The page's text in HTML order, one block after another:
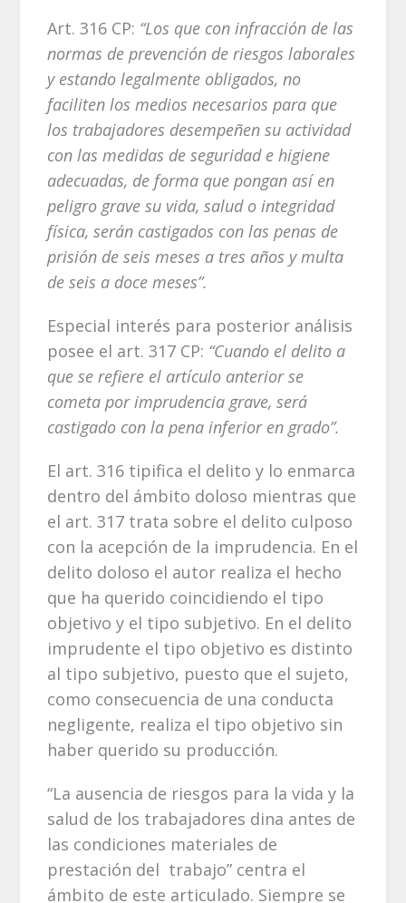
Art. 316 CP: “Los que con infracción de las
normas de prevención de riesgos laborales
y estando legalmente obligados, no
faciliten los medios necesarios para que
los trabajadores desempeñen su actividad
con las medidas de seguridad e higiene
adecuadas, de forma que pongan así en
peligro grave su vida, salud o integridad
física, serán castigados con las penas de
prisión de seis meses a tres años y multa
de seis a doce meses”.
Especial interés para posterior análisis
posee el art. 317 CP: “Cuando el delito a
que se refiere el artículo anterior se
cometa por imprudencia grave, será
castigado con la pena inferior en grado”.
El art. 316 tipifica el delito y lo enmarca
dentro del ámbito doloso mientras que
el art. 317 trata sobre el delito culposo
con la acepción de la imprudencia. En el
delito doloso el autor realiza el hecho
que ha querido coincidiendo el tipo
objetivo y el tipo subjetivo. En el delito
imprudente el tipo objetivo es distinto
al tipo subjetivo, puesto que el sujeto,
como consecuencia de una conducta
negligente, realiza el tipo objetivo sin
haber querido su producción.
“La ausencia de riesgos para la vida y la
salud de los trabajadores dina antes de
las condiciones materiales de
prestación del trabajo” centra el
ámbito de este articulado. Siempre se